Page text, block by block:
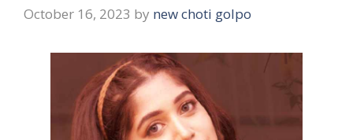
October 16, 2023 by new choti golpo